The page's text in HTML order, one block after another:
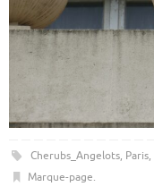
Cherubs_Angelots, Paris,
Marque-page.